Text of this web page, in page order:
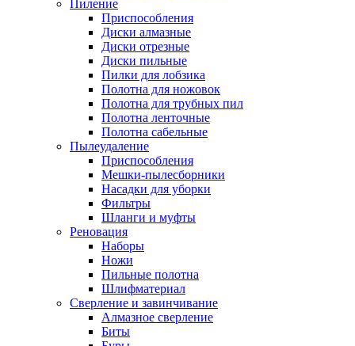
Пиление
Приспособления
Диски алмазные
Диски отрезные
Диски пильные
Пилки для лобзика
Полотна для ножовок
Полотна для трубных пил
Полотна ленточные
Полотна сабельные
Пылеудаление
Приспособления
Мешки-пылесборники
Насадки для уборки
Фильтры
Шланги и муфты
Реновация
Наборы
Ножи
Пильные полотна
Шлифматериал
Сверление и завинчивание
Алмазное сверление
Биты